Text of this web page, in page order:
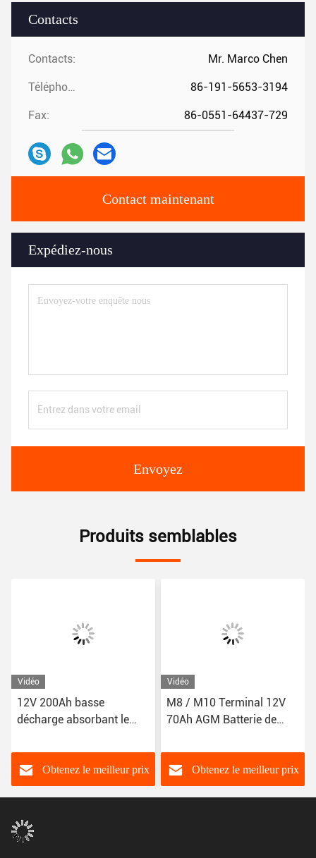
Contacts
Contacts: Mr. Marco Chen
Téléphone: 86-191-5653-3194
Fax: 86-0551-64437-729
Contact maintenant
Expédiez-nous
Envoyez
Produits semblables
Vidéo
12V 200Ah basse
décharge absorbant le
température de
fonctionnement
-20°C~60°C
Obtenez le meilleur prix
Vidéo
M8 / M10 Terminal 12V
70Ah AGM Batterie de
3%/mois Autodécharge
Obtenez le meilleur prix